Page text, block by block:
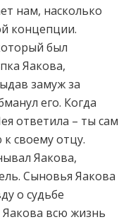
нам, насколько
концепции.
был
Яакова,
замуж за
его. Когда
ответила – ты сам
своему отцу.
Яакова,
Сыновья Яакова
о судьбе
всю жизнь